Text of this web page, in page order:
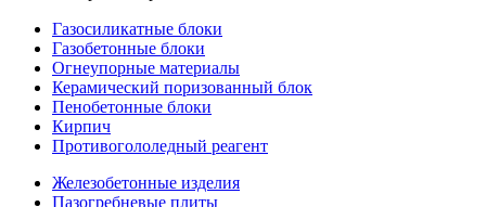
Газосиликатные блоки
Газобетонные блоки
Огнеупорные материалы
Керамический поризованный блок
Пенобетонные блоки
Кирпич
Противогололедный реагент
Железобетонные изделия
Пазогребневые плиты